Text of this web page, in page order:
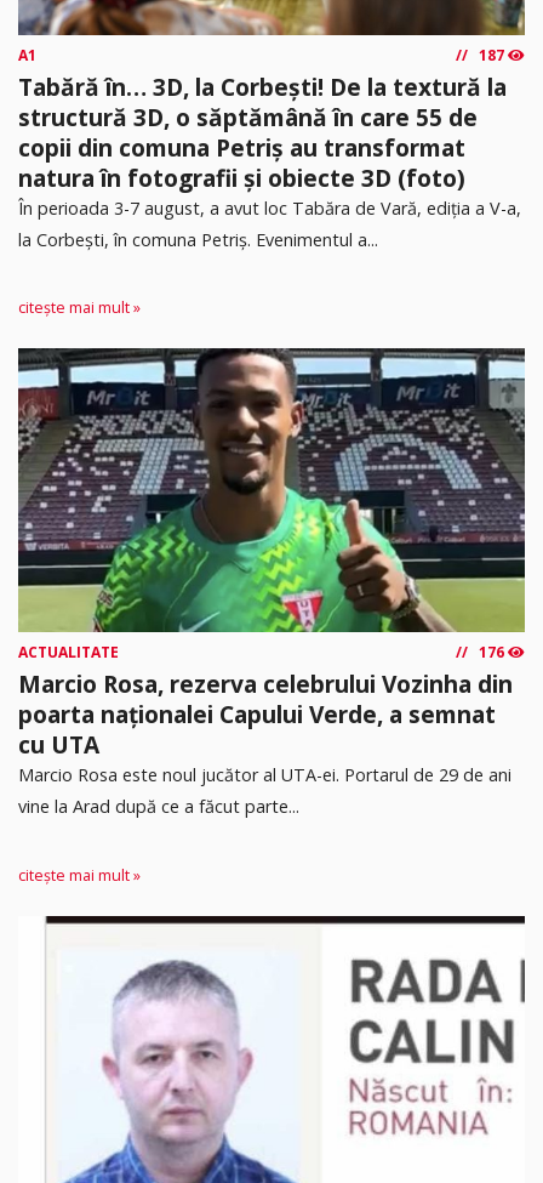
A1 187
Tabără în… 3D, la Corbești! De la textură la
structură 3D, o săptămână în care 55 de
copii din comuna Petriș au transformat
natura în fotografii și obiecte 3D (foto)
În perioada 3-7 august, a avut loc Tabăra de Vară, ediția a V-a,
la Corbești, în comuna Petriș. Evenimentul a...
citește mai mult »
ACTUALITATE 176
Marcio Rosa, rezerva celebrului Vozinha din
poarta naționalei Capului Verde, a semnat
cu UTA
Marcio Rosa este noul jucător al UTA-ei. Portarul de 29 de ani
vine la Arad după ce a făcut parte...
citește mai mult »